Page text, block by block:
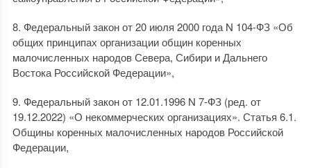
8. Федеральный закон от 20 июля 2000 года N 104-ФЗ «Об
общих принципах организации общин коренных
малочисленных народов Севера, Сибири и Дальнего
Востока Российской Федерации»,
9. Федеральный закон от 12.01.1996 N 7-ФЗ (ред. от
19.12.2022) «О некоммерческих организациях». Статья 6.1.
Общины коренных малочисленных народов Российской
Федерации,